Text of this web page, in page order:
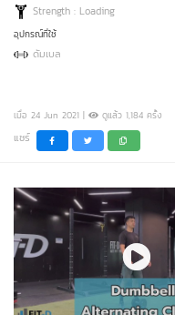
Strength : Loading
อุปกรณ์ที่ใช้
ดัมเบล
เมื่อ 24 Jun 2021 | ดูแล้ว 1,184 ครั้ง
แชร์